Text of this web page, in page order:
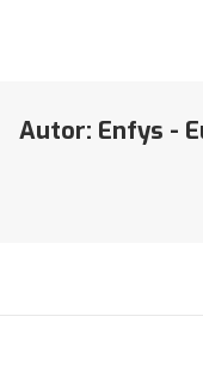
Autor: Enfys -